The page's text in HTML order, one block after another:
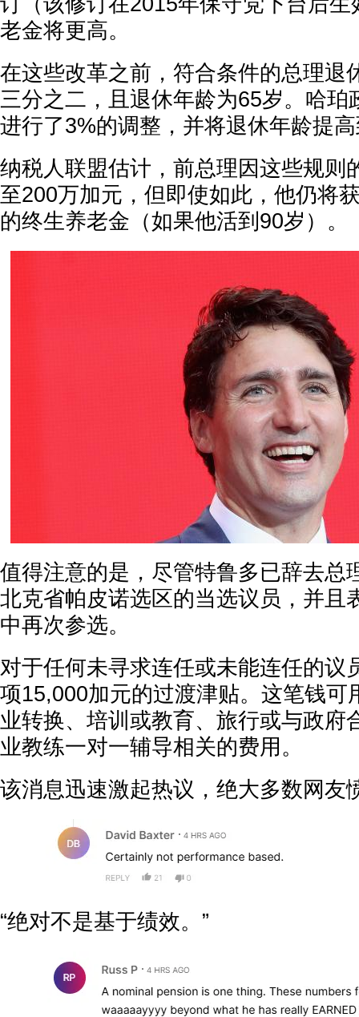
老金将更高。
在这些改革之前，符合条件的总理退
三分之二，且退休年龄为65岁。哈珀
进行了3%的调整，并将退休年龄提
纳税人联盟估计，前总理因这些规则
至200万加元，但即使如此，他仍将
的终生养老金（如果他活到90岁）。
值得注意的是，尽管特鲁多已辞去总
北克省帕皮诺选区的当选议员，并且
中再次参选。
对于任何未寻求连任或未能连任的议
项15,000加元的过渡津贴。这笔钱可
业转换、培训或教育、旅行或与政府
业教练一对一辅导相关的费用。
该消息迅速激起热议，绝大多数网友
“绝对不是基于绩效。”